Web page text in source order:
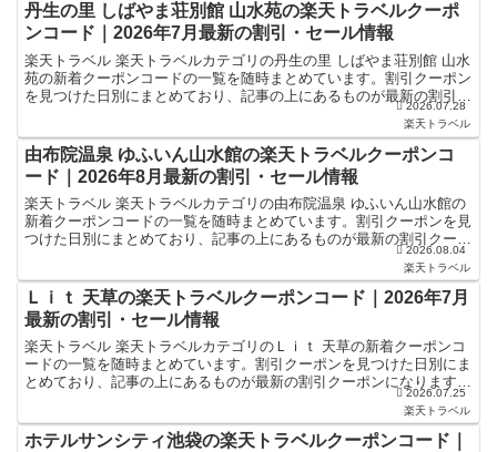
丹生の里 しばやま荘別館 山水苑の楽天トラベルクーポ
ンコード｜2026年7月最新の割引・セール情報
楽天トラベル 楽天トラベルカテゴリの丹生の里 しばやま荘別館 山水
苑の新着クーポンコードの一覧を随時まとめています。割引クーポン
を見つけた日別にまとめており、記事の上にあるものが最新の割引ク
ーポンになります。ホテル・旅館宿泊の予約などで使え...
2026.07.28
楽天トラベル
由布院温泉 ゆふいん山水館の楽天トラベルクーポンコ
ード｜2026年8月最新の割引・セール情報
楽天トラベル 楽天トラベルカテゴリの由布院温泉 ゆふいん山水館の
新着クーポンコードの一覧を随時まとめています。割引クーポンを見
つけた日別にまとめており、記事の上にあるものが最新の割引クーポ
ンになります。ホテル・旅館宿泊の予約などで使えるクー...2026.08.04
楽天トラベル
Ｌｉｔ 天草の楽天トラベルクーポンコード｜2026年7月
最新の割引・セール情報
楽天トラベル 楽天トラベルカテゴリのＬｉｔ 天草の新着クーポンコ
ードの一覧を随時まとめています。割引クーポンを見つけた日別にま
とめており、記事の上にあるものが最新の割引クーポンになります。
ホテル・旅館宿泊の予約などで使えるクーポンやセール・...2026.07.25
楽天トラベル
ホテルサンシティ池袋の楽天トラベルクーポンコード｜